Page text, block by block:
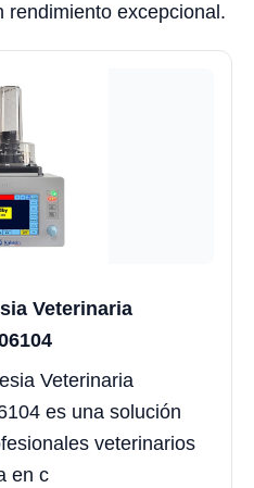
rendimiento excepcional.
Veterinaria
Veterinaria
es una solución
veterinarios
en c